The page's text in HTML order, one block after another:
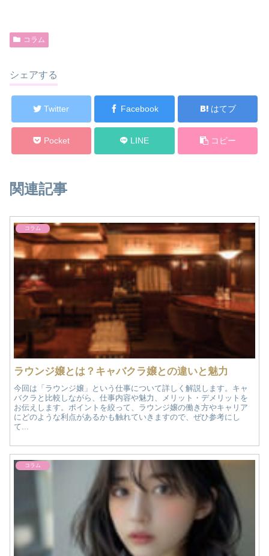
コラム
シェアする
Twitter Facebook はてブ
Pocket LINE コピー
関連記事
コラム
ラウンジ嬢とは？キャバクラ嬢との違いと魅力
今回は「ラウンジ嬢」という仕事について詳しく解説します。キャ
バクラと比較しながら、仕事内容や魅力、メリット・デメリットを
お伝えします。ポイントを絞って、ラウンジ嬢の働き方やキャリア
にどのような利点があるかも触れていきますので、ぜひ参考にし
て...
コラム